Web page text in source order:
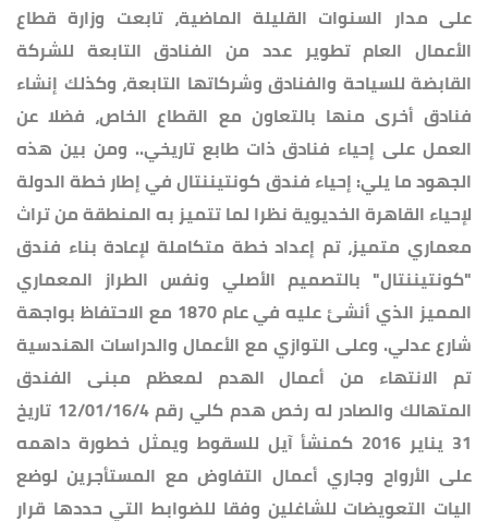
على مدار السنوات القليلة الماضية، تابعت وزارة قطاع
الأعمال العام تطوير عدد من الفنادق التابعة للشركة
القابضة للسياحة والفنادق وشركاتها التابعة، وكذلك إنشاء
فنادق أخرى منها بالتعاون مع القطاع الخاص، فضلا عن
العمل على إحياء فنادق ذات طابع تاريخي.. ومن بين هذه
الجهود ما يلي: إحياء فندق كونتيننتال في إطار خطة الدولة
لإحياء القاهرة الخديوية نظرا لما تتميز به المنطقة من تراث
معماري متميز، تم إعداد خطة متكاملة لإعادة بناء فندق
"كونتيننتال" بالتصميم الأصلي ونفس الطراز المعماري
المميز الذي أنشئ عليه في عام 1870 مع الاحتفاظ بواجهة
شارع عدلي. وعلى التوازي مع الأعمال والدراسات الهندسية
تم الانتهاء من أعمال الهدم لمعظم مبنى الفندق
المتهالك والصادر له رخص هدم كلي رقم 12/01/16/4 تاريخ
31 يناير 2016 كمنشأ آيل للسقوط ويمثل خطورة داهمه
على الأرواح وجاري أعمال التفاوض مع المستأجرين لوضع
اليات التعويضات للشاغلين وفقا للضوابط التي حددها قرار